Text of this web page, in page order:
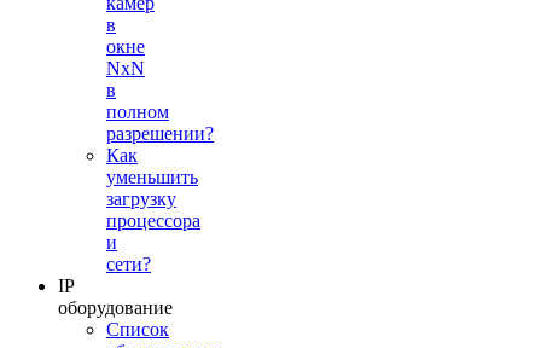
в
окне
NxN
в
полном
разрешении?
Как
уменьшить
загрузку
процессора
и
сети?
IP
оборудование
Список